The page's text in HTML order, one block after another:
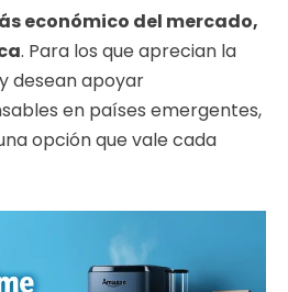
económico del mercado,
. Para los que aprecian la
desean apoyar
en países emergentes,
opción que vale cada